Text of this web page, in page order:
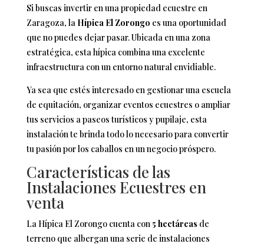
Si buscas invertir en una propiedad ecuestre en
Zaragoza, la Hípica El Zorongo es una oportunidad
que no puedes dejar pasar. Ubicada en una zona
estratégica, esta hípica combina una excelente
infraestructura con un entorno natural envidiable.
Ya sea que estés interesado en gestionar una escuela
de equitación, organizar eventos ecuestres o ampliar
tus servicios a paseos turísticos y pupilaje, esta
instalación te brinda todo lo necesario para convertir
tu pasión por los caballos en un negocio próspero.
Características de las
Instalaciones Ecuestres en
venta
La Hípica El Zorongo cuenta con 5 hectáreas de
terreno que albergan una serie de instalaciones